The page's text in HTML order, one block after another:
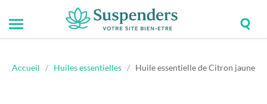
Suspenders
Toggle
mobile
Accueil / Huiles essentielles / Huile essentielle de Citron jaune